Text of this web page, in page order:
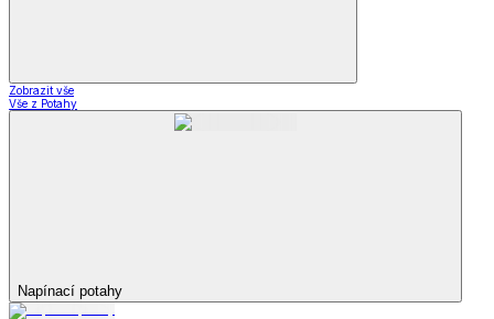
Zobrazit vše
Vše z Potahy
Napínací potahy